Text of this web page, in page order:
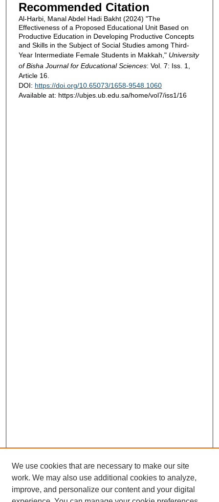
Recommended Citation
Al-Harbi, Manal Abdel Hadi Bakht (2024) "The
Effectiveness of a Proposed Educational Unit Based on
Productive Education in Developing Productive Concepts
and Skills in the Subject of Social Studies among Third-
Year Intermediate Female Students in Makkah," University
of Bisha Journal for Educational Sciences: Vol. 7: Iss. 1,
Article 16.
DOI: https://doi.org/10.65073/1658-9548.1060
Available at: https://ubjes.ub.edu.sa/home/vol7/iss1/16
Journal Home
We use cookies that are necessary to make our site
work. We may also use additional cookies to analyze,
improve, and personalize our content and your digital